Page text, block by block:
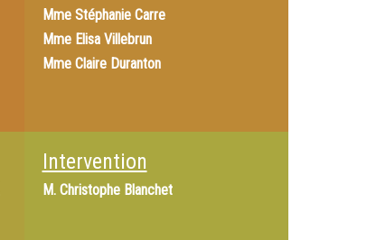
Mme Stéphanie Carre
Mme Elisa Villebrun
Mme Claire Duranton
Intervention
M. Christophe Blanchet